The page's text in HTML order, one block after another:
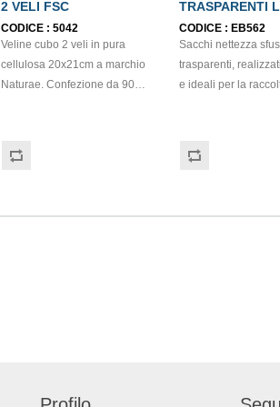
2 VELI FSC
CODICE : 5042
Veline cubo 2 veli in pura
cellulosa 20x21cm a marchio
Naturae. Confezione da 90
con materie prime certificate
TRASPARENTI
230lt 70my 147gr
95x120cm
CODICE : EB562
Sacchi nettezza
trasparenti,
e ideali per la
Grammatura: 147gr.